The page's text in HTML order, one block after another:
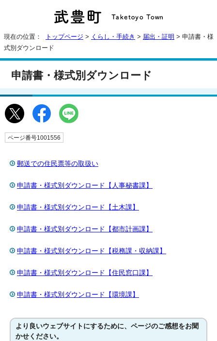
現在の位置： トップページ > くらし・手続き > 届出・証明 > 申請書・様
式別ダウンロード
申請書・様式別ダウンロード
ページ番号1001556
郵送での住民票等の取扱い
申請書・様式別ダウンロード【人事秘書課】
申請書・様式別ダウンロード【土木課】
申請書・様式別ダウンロード【都市計画課】
申請書・様式別ダウンロード【税務課・収納課】
申請書・様式別ダウンロード【住民窓口課】
申請書・様式別ダウンロード【環境課】
より良いウェブサイトにするために、ページのご感想をお聞
かせください。